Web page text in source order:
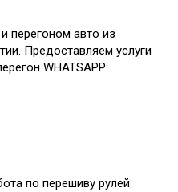
перегоном авто из
Предоставляем услуги
WHATSAPP:
по перешиву рулей